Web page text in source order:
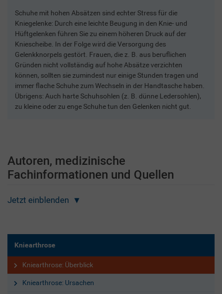
Schuhe mit hohen Absätzen sind echter Stress für die
Kniegelenke: Durch eine leichte Beugung in den Knie- und
Hüftgelenken führen Sie zu einem höheren Druck auf der
Kniescheibe. In der Folge wird die Versorgung des
Gelenkknorpels gestört. Frauen, die z. B. aus beruflichen
Gründen nicht vollständig auf hohe Absätze verzichten
können, sollten sie zumindest nur einige Stunden tragen und
immer flache Schuhe zum Wechseln in der Handtasche haben.
Übrigens: Auch harte Schuhsohlen (z. B. dünne Ledersohlen),
zu kleine oder zu enge Schuhe tun den Gelenken nicht gut.
Autoren, medizinische
Fachinformationen und Quellen
Jetzt einblenden
Kniearthrose
Kniearthrose: Überblick
Kniearthrose: Ursachen